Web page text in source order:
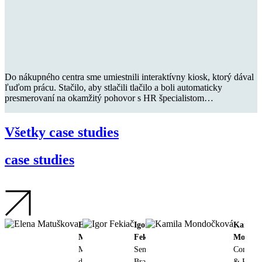
Prečítať case study
10+ tisíc
jedinečných používateľov na Facebook
Do nákupného centra sme umiestnili interaktívny kiosk, ktorý dával
ľuďom prácu. Stačilo, aby stlačili tlačilo a boli automaticky
presmerovaní na okamžitý pohovor s HR špecialistom…
Všetky case studies
case studies
Elena
Matuškova
Marketing
Igor
Fekiač
Senior
Kamila